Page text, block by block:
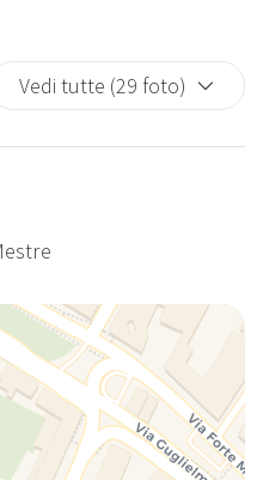
Vedi tutte (29 foto)